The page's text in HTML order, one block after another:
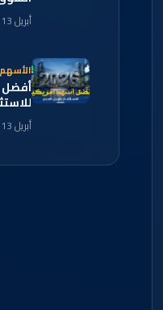
أبريل 13, 2026
أفضل
2026
أبريل 13, 2026